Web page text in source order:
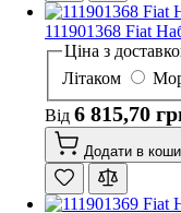
111901368 Fiat
Ціна з
Літаком
Від 6 815,70
Додати в